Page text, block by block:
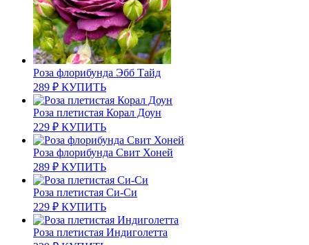
Роза флорибунда Эбб Тайд
289 ₽ КУПИТЬ
Роза плетистая Корал Доун
229 ₽ КУПИТЬ
Роза флорибунда Свит Хоней
289 ₽ КУПИТЬ
Роза плетистая Си-Си
229 ₽ КУПИТЬ
Роза плетистая Индиголетта